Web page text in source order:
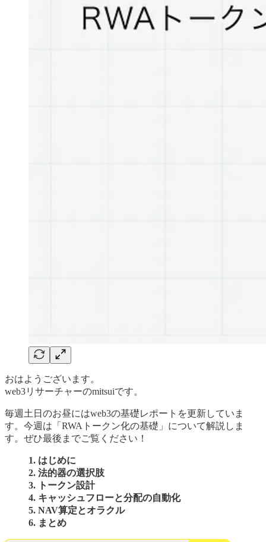
おはようございます。
web3リサーチャーのmitsuiです。
毎週土日のお昼にはweb3の基礎レポートを更新していま
す。今週は「RWAトークン化の基礎」について解説しま
す。ぜひ最後までご覧ください！
1. はじめに
2. 法的器の選択肢
3. トークン設計
4. キャッシュフローと分配の自動化
5. NAV算定とオラクル
6. まとめ